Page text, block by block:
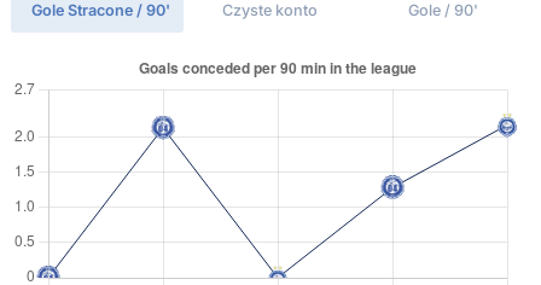
Gole Stracone / 90' Czyste konto Gole / 90'